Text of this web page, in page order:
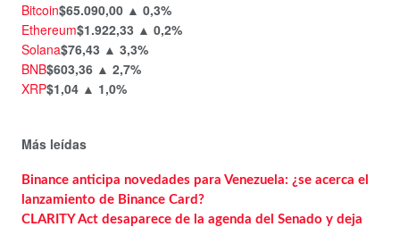
Bitcoin$65.090,00 ▲ 0,3%
Ethereum$1.922,33 ▲ 0,2%
Solana$76,43 ▲ 3,3%
BNB$603,36 ▲ 2,7%
XRP$1,04 ▲ 1,0%
Más leídas
Binance anticipa novedades para Venezuela: ¿se acerca el
lanzamiento de Binance Card?
CLARITY Act desaparece de la agenda del Senado y deja